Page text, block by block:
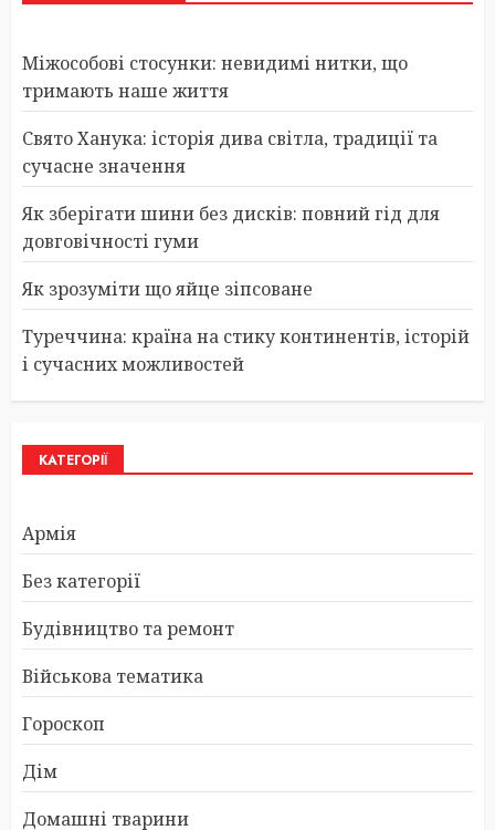
Міжособові стосунки: невидимі нитки, що
тримають наше життя
Свято Ханука: історія дива світла, традиції та
сучасне значення
Як зберігати шини без дисків: повний гід для
довговічності гуми
Як зрозуміти що яйце зіпсоване
Туреччина: країна на стику континентів, історій
і сучасних можливостей
КАТЕГОРІЇ
Армія
Без категорії
Будівництво та ремонт
Військова тематика
Гороскоп
Дім
Домашні тварини